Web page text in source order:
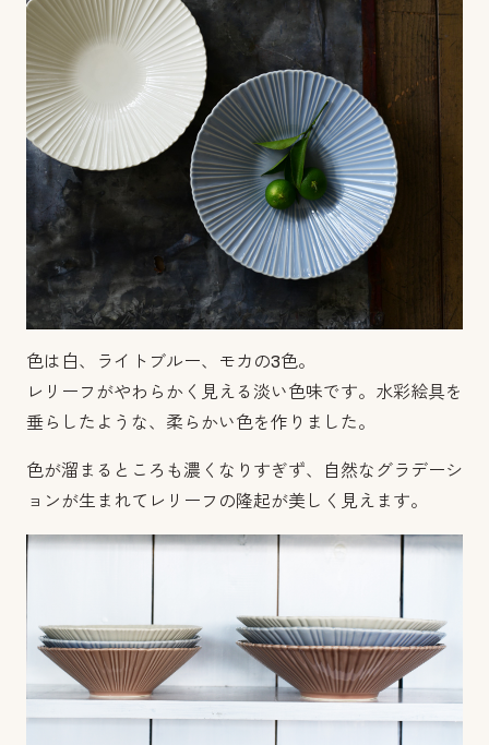
色は白、ライトブルー、モカの3色。
レリーフがやわらかく見える淡い色味です。水彩絵具を
垂らしたような、柔らかい色を作りました。
色が溜まるところも濃くなりすぎず、自然なグラデーシ
ョンが生まれてレリーフの隆起が美しく見えます。